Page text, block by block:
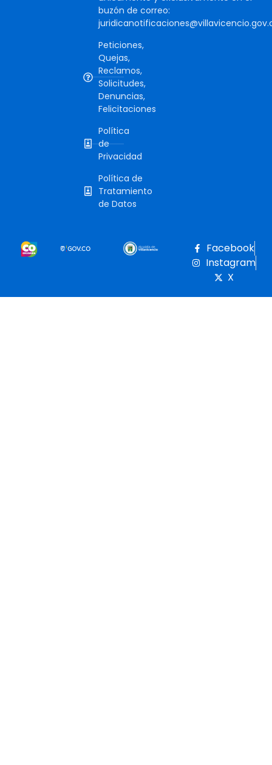
buzón de correo:
Peticiones,
Quejas,
Reclamos,
Solicitudes,
Denuncias,
Felicitaciones
Política
de
Privacidad
Política de
Tratamiento
de Datos
Facebook
Instagram
X